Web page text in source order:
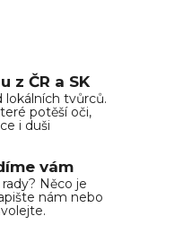
z ČR a SK
lokálních tvůrců.
potěší oči,
i duši
vám
Něco je
nám nebo